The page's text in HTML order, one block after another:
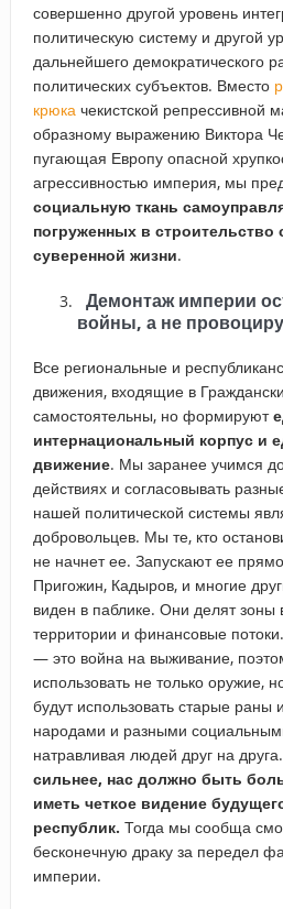
совершенно другой уровень
политическую систему и другой
дальнейшего демократического
политических субъектов. Вместо
крюкачекистской репрессивной
образному выражению Виктора
пугающая Европу опасной
агрессивностью империя, мы
социальную ткань
погруженных в строительство
суверенной жизни.
Демонтаж империи
войны, а не
Все региональные и
движения, входящие в
самостоятельны, но формируют
интернациональный корпус и
движение. Мы заранее учимся
действиях и согласовывать
нашей политической системы
добровольцев. Мы те, кто
не начнет ее. Запускают ее
Пригожин, Кадыров, и многие
виден в паблике. Они делят зоны
территории и финансовые
— это война на выживание,
использовать не только оружие,
будут использовать старые
народами и разными
натравливая людей друг на друга.
сильнее, нас должно быть
иметь четкое видение
республик. Тогда мы сообща
бесконечную драку за передел
империи.